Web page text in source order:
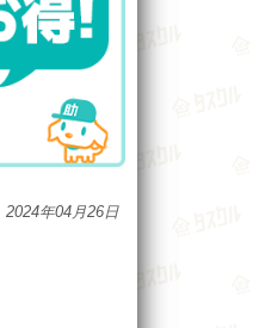
2024年04月26日